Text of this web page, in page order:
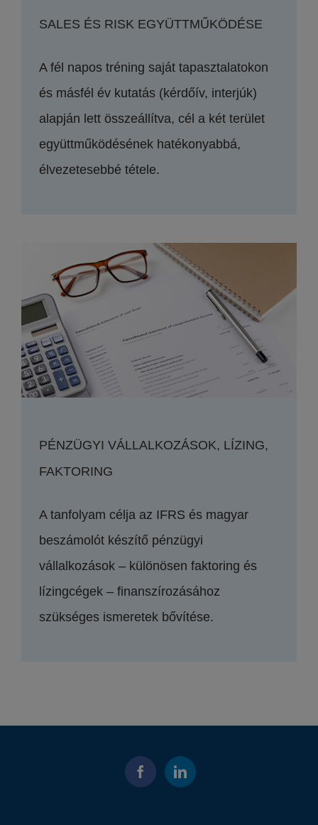
SALES ÉS RISK EGYÜTTMŰKÖDÉSE
A fél napos tréning saját tapasztalatokon
és másfél év kutatás (kérdőív, interjúk)
alapján lett összeállítva, cél a két terület
együttműködésének hatékonyabbá,
élvezetesebbé tétele.
PÉNZÜGYI VÁLLALKOZÁSOK, LÍZING,
FAKTORING
A tanfolyam célja az IFRS és magyar
beszámolót készítő pénzügyi
vállalkozások – különösen faktoring és
lízingcégek – finanszírozásához
szükséges ismeretek bővítése.